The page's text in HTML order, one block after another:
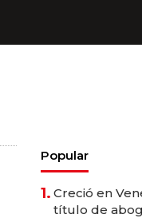
Popular
1. Creció en
título de